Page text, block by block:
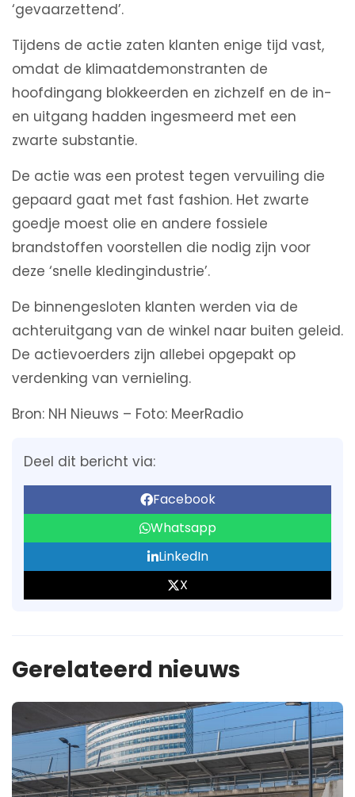
‘gevaarzettend’.
Tijdens de actie zaten klanten enige tijd vast,
omdat de klimaatdemonstranten de
hoofdingang blokkeerden en zichzelf en de in-
en uitgang hadden ingesmeerd met een
zwarte substantie.
De actie was een protest tegen vervuiling die
gepaard gaat met fast fashion. Het zwarte
goedje moest olie en andere fossiele
brandstoffen voorstellen die nodig zijn voor
deze ‘snelle kledingindustrie’.
De binnengesloten klanten werden via de
achteruitgang van de winkel naar buiten geleid.
De actievoerders zijn allebei opgepakt op
verdenking van vernieling.
Bron: NH Nieuws – Foto: MeerRadio
Deel dit bericht via:
Facebook
Whatsapp
LinkedIn
X
Gerelateerd nieuws